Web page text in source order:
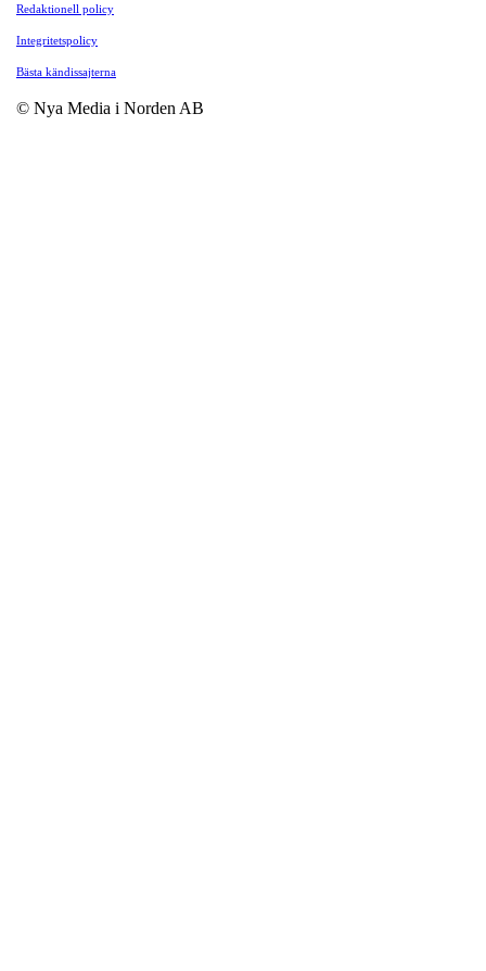
Redaktionell policy
Integritetspolicy
Bästa kändissajterna
© Nya Media i Norden AB